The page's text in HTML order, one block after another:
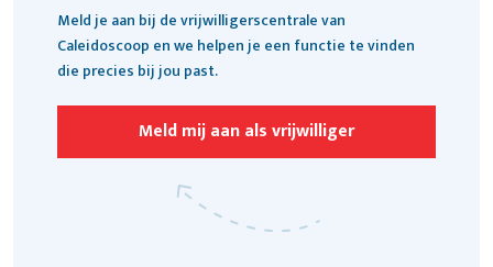
Meld je aan bij de vrijwilligerscentrale van
Caleidoscoop en we helpen je een functie te vinden
die precies bij jou past.
Meld mij aan als vrijwilliger